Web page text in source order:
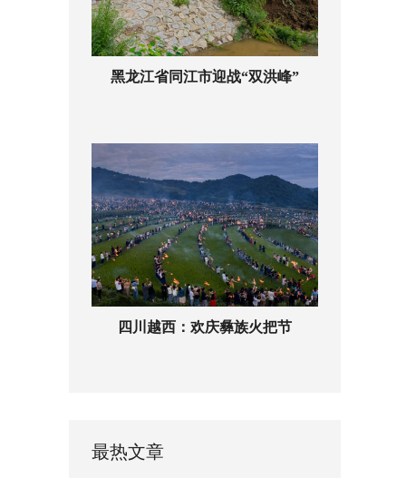
黑龙江省同江市迎战“双洪峰”
四川越西：欢庆彝族火把节
最热文章